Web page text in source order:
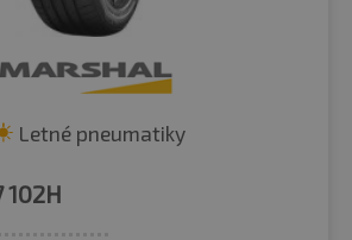
Letné pneumatiky
102H